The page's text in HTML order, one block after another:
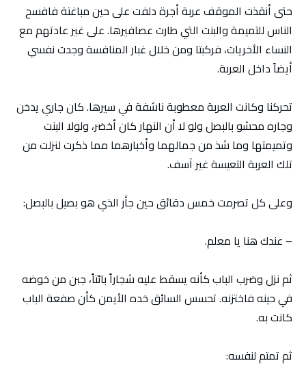
حتى أنقذت الموقف عربة أجرة دلفت على حين مباغتة فافسح
الناس للتميمة والبنت التي طارت عصافيرها. على غير عادتهم مع
النساء الأخريات، فركبتا ومن خلال غبار المنافسة وجدت نفسي
أيضاً داخل العربة.
تحركنا وكانت العربة معطوبة ناشفة في سيرها. كان جاري يدخن
وجاره محشو بالبصل ولو لا أن النهار كان أخضر، ولولا البنت
وتميمتها وما شذ من جمالهما وأخبارهما مما ذكرت لنزلت من
تلك العربة التعيسة غير آسف.
وعلى كل تصرمت خمس دقائق حين جأر الذي هو بصيل بالبصل:
– عندك هنا يا معلم.
ثم نزل وضرب الباب كأنه يسقط عليه شجاراً بائتاً، جبن من خوضه
في حينه فاختزنه. تحسس السائق خده الأيمن كأن صفعة الباب
كانت به.
ثم تمتم لنفسه: